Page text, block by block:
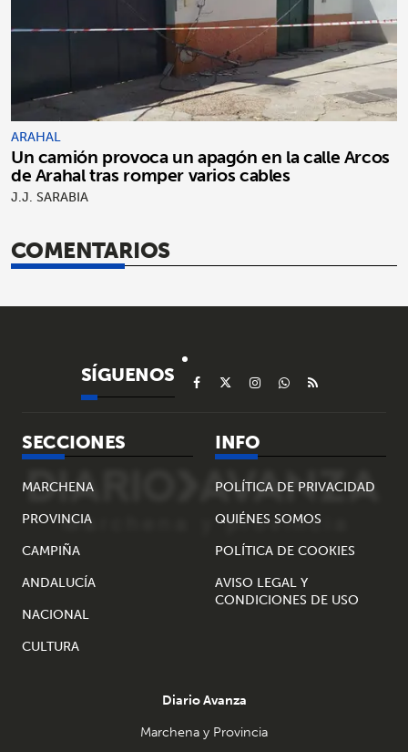
ARAHAL
Un camión provoca un apagón en la calle Arcos
de Arahal tras romper varios cables
J.J. SARABIA
COMENTARIOS
SÍGUENOS
SECCIONES
MARCHENA
PROVINCIA
CAMPIÑA
ANDALUCÍA
NACIONAL
CULTURA
INFO
POLÍTICA DE PRIVACIDAD
QUIÉNES SOMOS
POLÍTICA DE COOKIES
AVISO LEGAL Y
CONDICIONES DE USO
Diario Avanza
Marchena y Provincia